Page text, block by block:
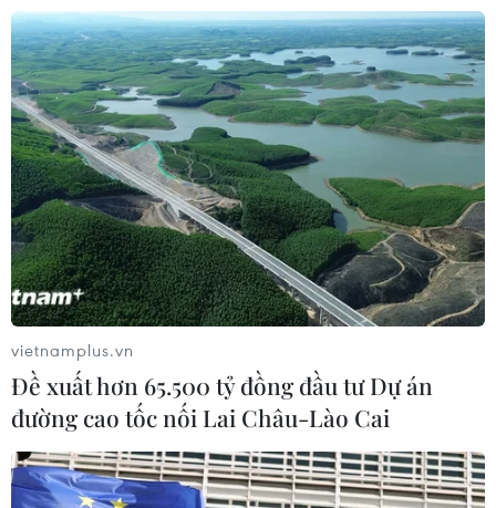
vietnamplus.vn
Đề xuất hơn 65.500 tỷ đồng đầu tư Dự án
đường cao tốc nối Lai Châu-Lào Cai